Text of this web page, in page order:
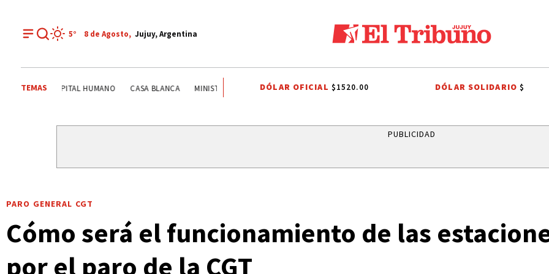
5° 8 de Agosto, Jujuy, Argentina
TEMAS SISTEMA PÚBLICO CAME JOVEN CAPITAL HUMANO CASA BLANCA MINISTERIO PÚBLICO DE LA ACUSACIÓN PJ
DÓLAR OFICIAL $1520.00 DÓLAR SOLIDARIO$
PUBLICIDAD
PARO GENERAL CGT
Cómo será el funcionamiento de las
por el paro de la CGT